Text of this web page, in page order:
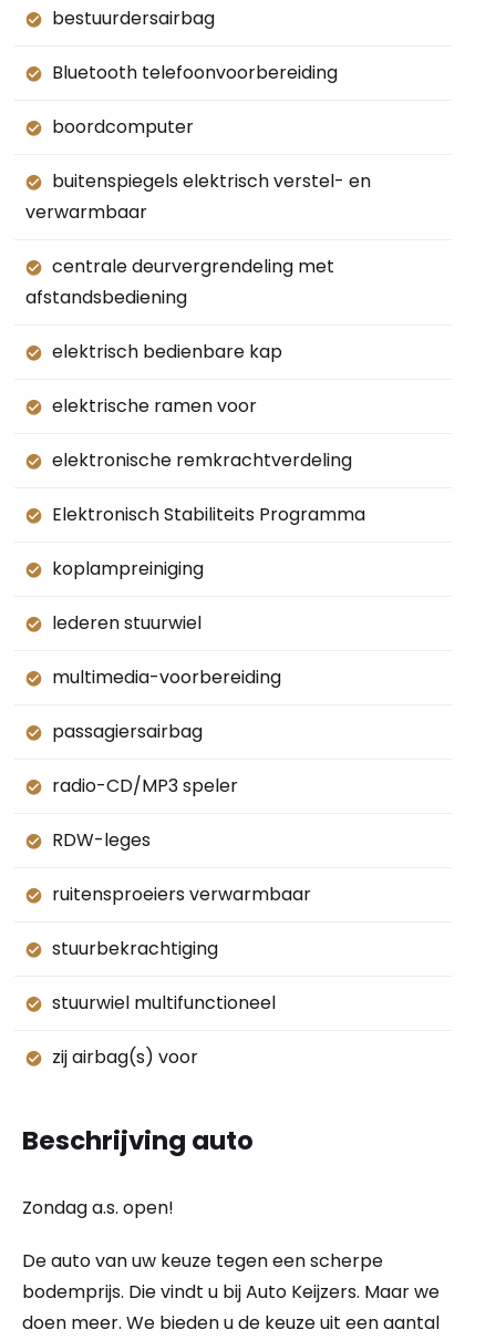
bestuurdersairbag
Bluetooth telefoonvoorbereiding
boordcomputer
buitenspiegels elektrisch verstel- en
verwarmbaar
centrale deurvergrendeling met
afstandsbediening
elektrisch bedienbare kap
elektrische ramen voor
elektronische remkrachtverdeling
Elektronisch Stabiliteits Programma
koplampreiniging
lederen stuurwiel
multimedia-voorbereiding
passagiersairbag
radio-CD/MP3 speler
RDW-leges
ruitensproeiers verwarmbaar
stuurbekrachtiging
stuurwiel multifunctioneel
zij airbag(s) voor
Beschrijving auto
Zondag a.s. open!
De auto van uw keuze tegen een scherpe
bodemprijs. Die vindt u bij Auto Keijzers. Maar we
doen meer. We bieden u de keuze uit een aantal